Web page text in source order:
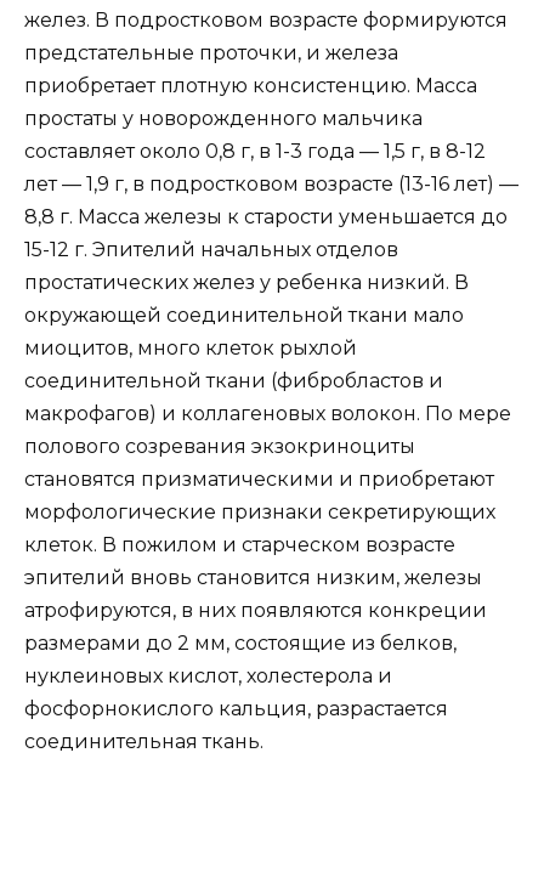
желез. В подростковом возрасте формируются
предстательные проточки, и железа
приобретает плотную консистенцию. Масса
простаты у новорожденного мальчика
составляет около 0,8 г, в 1-3 года — 1,5 г, в 8-12
лет — 1,9 г, в подростковом возрасте (13-16 лет) —
8,8 г. Масса железы к старости уменьшается до
15-12 г. Эпителий начальных отделов
простатических желез у ребенка низкий. В
окружающей соединительной ткани мало
миоцитов, много клеток рыхлой
соединительной ткани (фибробластов и
макрофагов) и коллагеновых волокон. По мере
полового созревания экзокриноциты
становятся призматическими и приобретают
морфологические признаки секретирующих
клеток. В пожилом и старческом возрасте
эпителий вновь становится низким, железы
атрофируются, в них появляются конкреции
размерами до 2 мм, состоящие из белков,
нуклеиновых кислот, холестерола и
фосфорнокислого кальция, разрастается
соединительная ткань.